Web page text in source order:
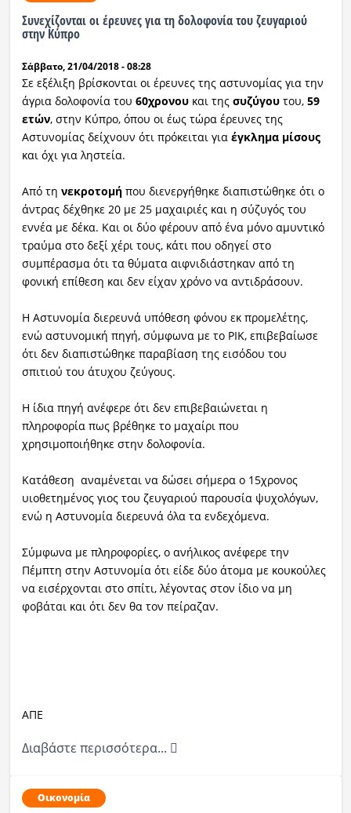
Συνεχίζονται οι έρευνες για τη δολοφονία του ζευγαριού
στην Κύπρο
Σάββατο, 21/04/2018 - 08:28
Σε εξέλιξη βρίσκονται οι έρευνες της αστυνομίας για την
άγρια δολοφονία του 60χρονουκαι της συζύγουτου,59
ετών, στην Κύπρο, όπου οι έως τώρα έρευνες της
Αστυνομίας δείχνουν ότι πρόκειται για έγκλημα μίσους
και όχι για ληστεία.
Από τη νεκροτομήπου διενεργήθηκε διαπιστώθηκε ότι ο
άντρας δέχθηκε 20 με 25 μαχαιριές και η σύζυγός του
εννέα με δέκα. Και οι δύο φέρουν από ένα μόνο αμυντικό
τραύμα στο δεξί χέρι τους, κάτι που οδηγεί στο
συμπέρασμα ότι τα θύματα αιφνιδιάστηκαν από τη
φονική επίθεση και δεν είχαν χρόνο να αντιδράσουν.
Η Αστυνομία διερευνά υπόθεση φόνου εκ προμελέτης,
ενώ αστυνομική πηγή, σύμφωνα με το ΡΙΚ, επιβεβαίωσε
ότι δεν διαπιστώθηκε παραβίαση της εισόδου του
σπιτιού του άτυχου ζεύγους.
Η ίδια πηγή ανέφερε ότι δεν επιβεβαιώνεται η
πληροφορία πως βρέθηκε το μαχαίρι που
χρησιμοποιήθηκε στην δολοφονία.
Κατάθεση αναμένεται να δώσει σήμερα ο 15χρονος
υιοθετημένος γιος του ζευγαριού παρουσία ψυχολόγων,
ενώ η Αστυνομία διερευνά όλα τα ενδεχόμενα.
Σύμφωνα με πληροφορίες, ο ανήλικος ανέφερε την
Πέμπτη στην Αστυνομία ότι είδε δύο άτομα με κουκούλες
να εισέρχονται στο σπίτι, λέγοντας στον ίδιο να μη
φοβάται και ότι δεν θα τον πείραζαν.
ΑΠΕ
Διαβάστε περισσότερα...
Οικονομία